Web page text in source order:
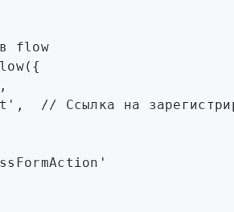
в flow
({
,
,
// Ссылка на